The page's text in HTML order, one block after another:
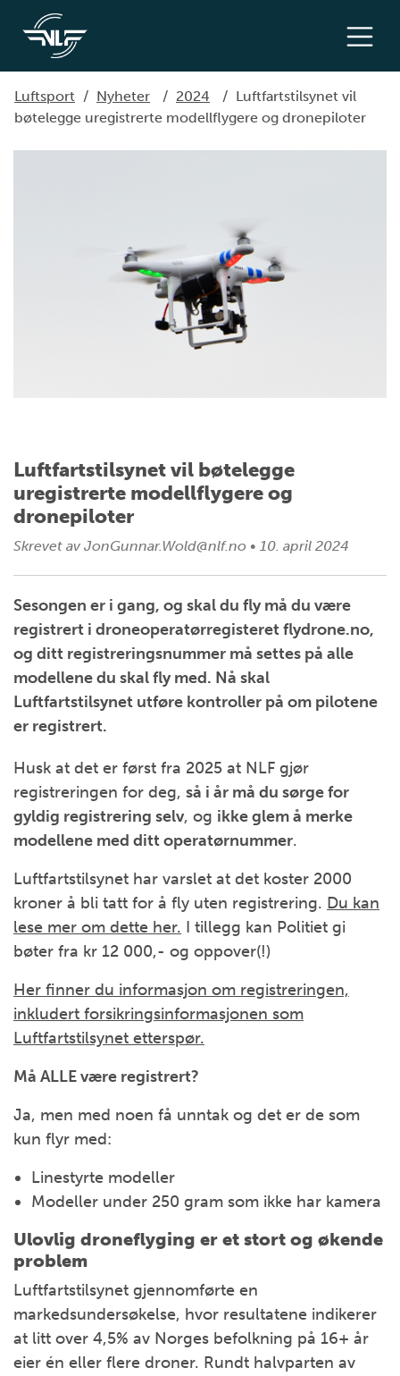
Luftsport / Nyheter / 2024 / Luftfartstilsynet vil
bøtelegge uregistrerte modellflygere og dronepiloter
Luftfartstilsynet vil bøtelegge
uregistrerte modellflygere og
dronepiloter
Skrevet av JonGunnar.Wold@nlf.no • 10. april 2024
Sesongen er i gang, og skal du fly må du være
registrert i droneoperatørregisteret flydrone.no,
og ditt registreringsnummer må settes på alle
modellene du skal fly med. Nå skal
Luftfartstilsynet utføre kontroller på om pilotene
er registrert.
Husk at det er først fra 2025 at NLF gjør
registreringen for deg, så i år må du sørge for
gyldig registrering selv, og ikke glem å merke
modellene med ditt operatørnummer.
Luftfartstilsynet har varslet at det koster 2000
kroner å bli tatt for å fly uten registrering. Du kan
lese mer om dette her. I tillegg kan Politiet gi
bøter fra kr 12 000,- og oppover(!)
Her finner du informasjon om registreringen,
inkludert forsikringsinformasjonen som
Luftfartstilsynet etterspør.
Må ALLE være registrert?
Ja, men med noen få unntak og det er de som
kun flyr med:
Linestyrte modeller
Modeller under 250 gram som ikke har kamera
Ulovlig droneflyging er et stort og økende
problem
Luftfartstilsynet gjennomførte en
markedsundersøkelse, hvor resultatene indikerer
at litt over 4,5% av Norges befolkning på 16+ år
eier én eller flere droner. Rundt halvparten av